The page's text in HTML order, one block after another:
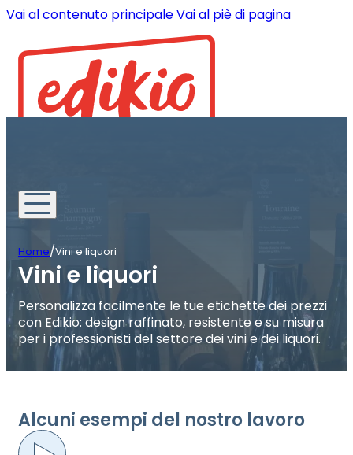
Vai al contenuto principaleVai al piè di pagina
Home/Vini e liquori
Vini e liquori
Personalizza facilmente le tue etichette dei prezzi
con Edikio: design raffinato, resistente e su misura
per i professionisti del settore dei vini e dei liquori.
Alcuni esempi del nostro lavoro